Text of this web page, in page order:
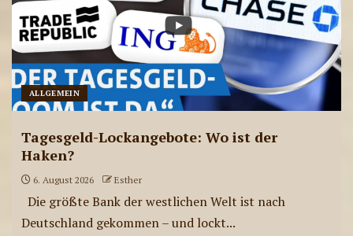
ALLGEMEIN
Tagesgeld-Lockangebote: Wo ist der
Haken?
6. August 2026 Esther
Die größte Bank der westlichen Welt ist nach
Deutschland gekommen – und lockt...